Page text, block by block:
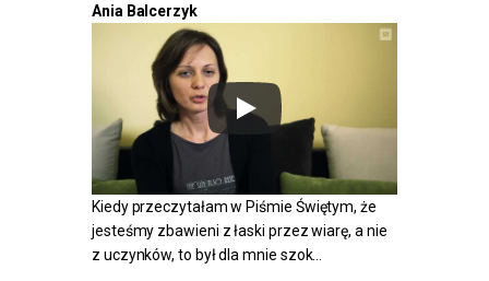
Ania Balcerzyk
Kiedy przeczytałam w Piśmie Świętym, że
jesteśmy zbawieni z łaski przez wiarę, a nie
z uczynków, to był dla mnie szok…